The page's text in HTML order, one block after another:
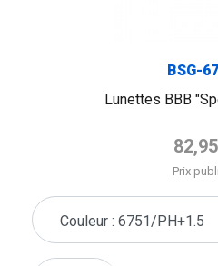
BSG-
Lunettes BBB
Prix